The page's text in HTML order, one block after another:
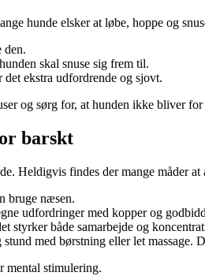
hunde elsker at løbe, hoppe og
den.
skal snuse sig frem til.
ekstra udfordrende og sjovt.
og sørg for, at hunden ikke bliver
barskt
Heldigvis findes der mange måder at
bruge næsen.
udfordringer med kopper og
styrker både samarbejde og
med børstning eller let massage.
mental stimulering.